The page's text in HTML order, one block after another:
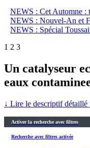
NEWS : Cet Automne :
NEWS : Nouvel-An et
NEWS : Spécial
1 2 3
Un catalyseur
eaux
↓ Lire le descriptif détaillé
Activer la recherche avec filtres
Recherche avec filtres activée